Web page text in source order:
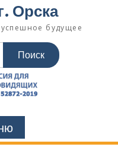
Орска
будущее